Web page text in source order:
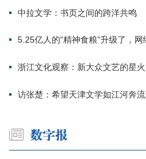
中拉文学：书页之间的跨洋共鸣
5.25亿人的“精神食粮”升级了，
浙江文化观察：新大众文艺的星
访张楚：希望天津文学如江河奔